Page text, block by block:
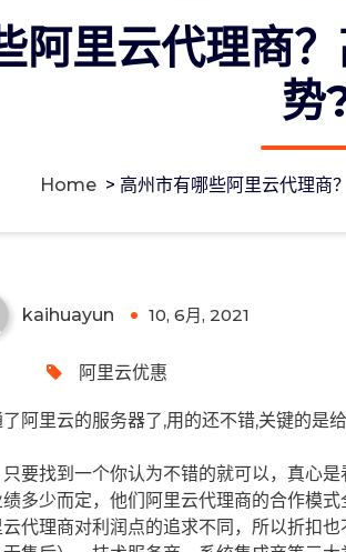
阿里云代理商
势
Home > 高州市有哪些阿里云代理商
kaihuayun 10, 6月, 2021
阿里云优惠
阿里云的服务器了,用的还不错,关键的是
要找到一个你认为不错的就可以，真心
多少而定，他们阿里云代理商的合作模
代理商对利润点的追求不同，所以折扣也